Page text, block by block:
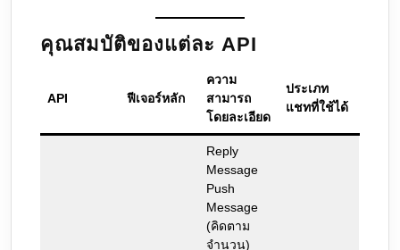
คุณสมบัติของแต่ละ API
API ฟีเจอร์หลัก
ความ
สามารถ
โดยละเอียด
ประเภท
แชทที่ใช้ได้
Reply
Message
Push
Message
(คิดตาม
จำนวน)